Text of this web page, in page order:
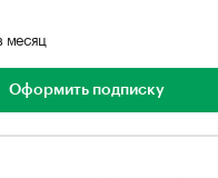
месяц
Оформить подписку